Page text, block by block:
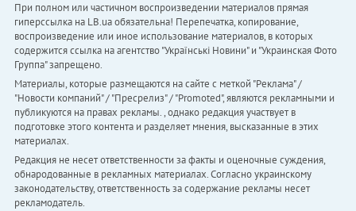
При полном или частичном воспроизведении материалов прямая
гиперссылка на LB.ua обязательна! Перепечатка, копирование,
воспроизведение или иное использование материалов, в которых
содержится ссылка на агентство "Українськi Новини" и "Украинская Фото
Группа" запрещено.
Материалы, которые размещаются на сайте с меткой "Реклама" /
"Новости компаний" / "Пресрелиз" / "Promoted", являются рекламными и
публикуются на правах рекламы. , однако редакция участвует в
подготовке этого контента и разделяет мнения, высказанные в этих
материалах.
Редакция не несет ответственности за факты и оценочные суждения,
обнародованные в рекламных материалах. Согласно украинскому
законодательству, ответственность за содержание рекламы несет
рекламодатель.